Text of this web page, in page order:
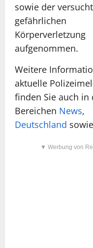
sowie der
gefährlichen
Körperverletzung
aufgenommen.
Weitere
aktuelle
finden Sie auch in
Bereichen News,
Deutschland sowie
▼ Werbung von